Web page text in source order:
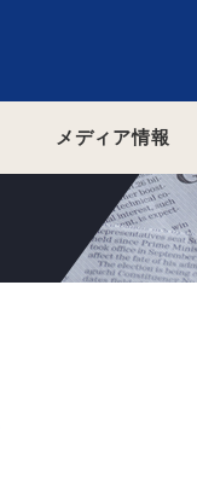
メディア情報